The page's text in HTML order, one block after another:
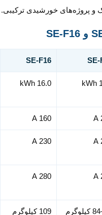
و پروژه‌های خورشیدی ترکیبی.
SE-
SE-F16
16.0 kWh
160 A
230 A
280 A
109 کیلوگرم